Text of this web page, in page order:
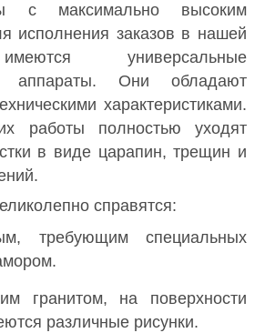
с максимально высоким
исполнения заказов в нашей
универсальные
аппараты. Они обладают
характеристиками.
работы полностью уходят
в виде царапин, трещин и
справятся:
требующим специальных
гранитом, на поверхности
различные рисунки.